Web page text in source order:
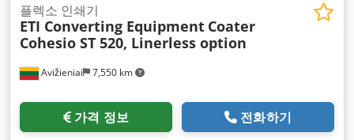
Avižieniai 7,550 km
플렉소 인쇄기
ETI Converting Equipment Coater
Cohesio ST 520, Linerless option
가격 정보 전화하기